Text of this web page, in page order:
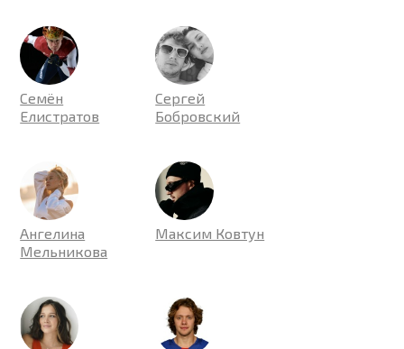
Семён
Елистратов
Сергей
Бобровский
Ангелина
Мельникова
Максим Ковтун